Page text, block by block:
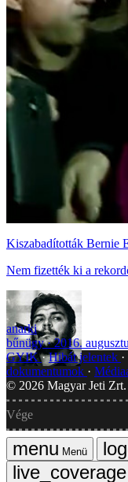
Kiszabadították Bernie
Nem fizették ki a
anarki
bűnügy
2016.
GYIK Hibát jelentek
dokumentumok
© 2026 Magyar Jeti Zrt.
Vége
Menü